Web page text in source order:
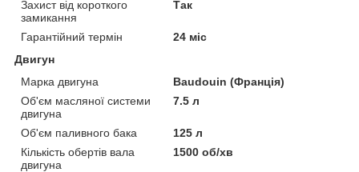
Захист від короткого
замикання
Так
Гарантійний термін
24 міс
Двигун
Марка двигуна
Baudouin (Франція)
Об'єм масляної системи
двигуна
7.5 л
Об'єм паливного бака
125 л
Кількість обертів вала
двигуна
1500 об/хв